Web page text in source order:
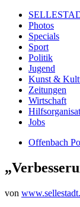
Photos
Specials
Sport
Politik
Jugend
Kunst &
Zeitungen
Wirtschaft
Jobs
Offenbach
von